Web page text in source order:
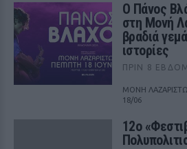
Ο Πάνος
στη Μονή
βραδιά
ιστορίες
ΠΡΙΝ 8
ΜΟΝΗ
18/06
12ο